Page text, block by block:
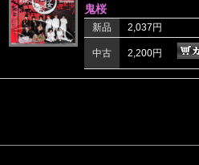
鬼桜
新品 2,037円
中古 2,200円